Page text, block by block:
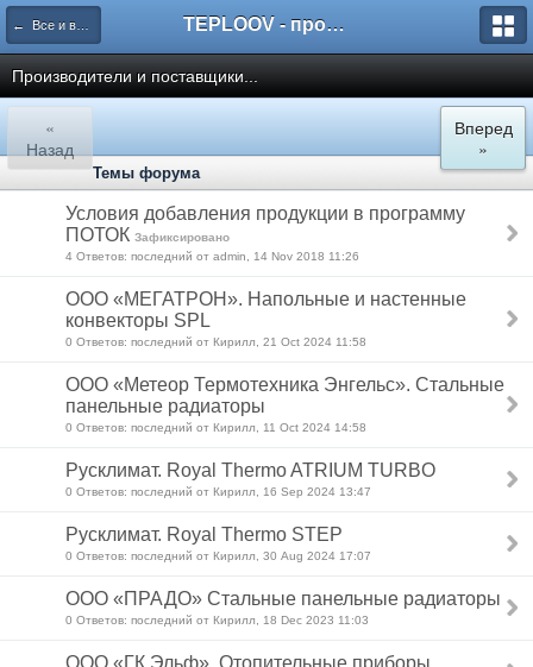
← Все и всё о пакете TEPLOOV TEPLOOV - программный комплекс для расчёта систем отопления и вентиляции
Производители и поставщики...
«
Назад
Вперед
»
Темы форума
Условия добавления продукции в программу
ПОТОК Зафиксировано
4 Ответов: последний от admin, 14 Nov 2018 11:26
ООО «МЕГАТРОН». Напольные и настенные
конвекторы SPL
0 Ответов: последний от Кирилл, 21 Oct 2024 11:58
ООО «Метеор Термотехника Энгельс». Стальные
панельные радиаторы
0 Ответов: последний от Кирилл, 11 Oct 2024 14:58
Русклимат. Royal Thermo ATRIUM TURBO
0 Ответов: последний от Кирилл, 16 Sep 2024 13:47
Русклимат. Royal Thermo STEP
0 Ответов: последний от Кирилл, 30 Aug 2024 17:07
ООО «ПРАДО» Стальные панельные радиаторы
0 Ответов: последний от Кирилл, 18 Dec 2023 11:03
ООО «ГК Эльф». Отопительные приборы